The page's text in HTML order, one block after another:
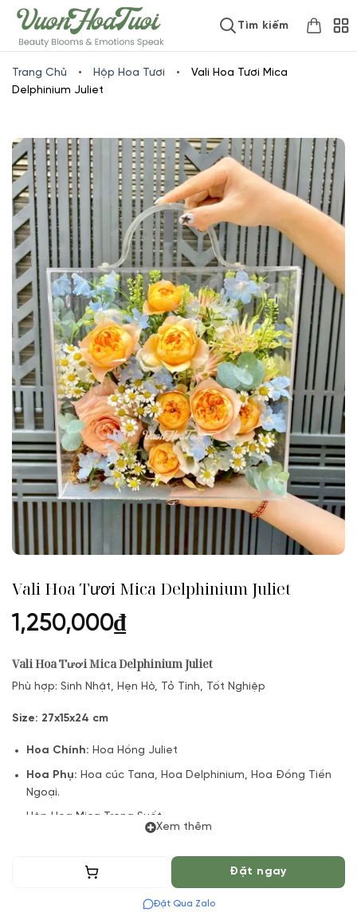
www.vuonhoatuoi.vnSkip
to
content
Tìm kiếm
Trang Chủ • Hộp Hoa Tươi •
Vali Hoa Tươi Mica
Delphinium Juliet
Vali Hoa Tươi Mica Delphinium Juliet
1,250,000₫
Vali Hoa Tươi Mica Delphinium Juliet
Phù hợp: Sinh Nhật, Hẹn Hò, Tỏ Tình, Tốt Nghiệp
Size: 27x15x24 cm
Hoa Chính:Hoa Hồng Juliet
Hoa Phụ: Hoa cúc Tana, Hoa Delphinium, Hoa Đồng Tiền
Ngoại.
Hộp Hoa Mica Trong Suốt
Đặt trước 4 tiếng hoặc 01 ngày
(*) Shop hoa tươi với dịch vụ đặt hoa online Vườn Hoa Tươi
Xem thêm
Thêm vào giỏ Đặt ngay
Đặt Qua Zalo